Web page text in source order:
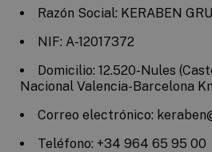
Razón Social: KERABEN
NIF: A-12017372
Domicilio: 12.520-Nules
Nacional Valencia-Barcelona
Correo electrónico:
Teléfono: +34 964 65 95 00